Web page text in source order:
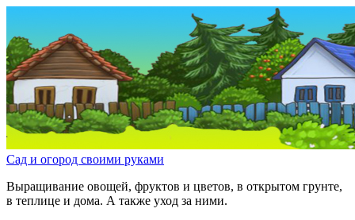
Сад и огород своими руками
Выращивание овощей, фруктов и цветов, в открытом грунте,
в теплице и дома. А также уход за ними.